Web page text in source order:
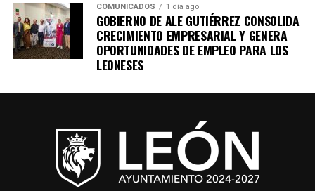
Con diálogo permanente, infraestructura, talento y
condiciones para invertir, la presente administración
continúa haciendo equipo con el sector productivo para
que León sea una ciudad donde las empresas encuentren
COMUNICADOS 1 día ago
GOBIERNO DE ALE GUTIÉRREZ CONSOLIDA
CRECIMIENTO EMPRESARIAL Y GENERA
OPORTUNIDADES DE EMPLEO PARA LOS
LEONESES